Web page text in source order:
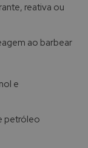
reativa ou
ao barbear
e
petróleo